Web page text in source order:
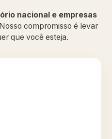
nacional e empresas
Nosso compromisso é levar
que você esteja.